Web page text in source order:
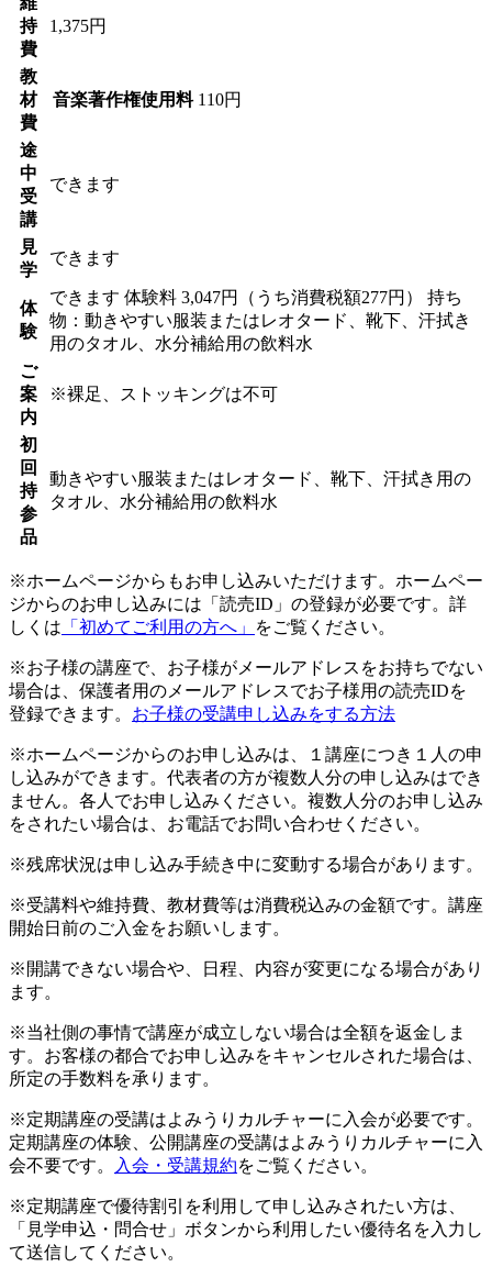
持
費
1,375円
教
材
費
音楽著作権使用料 110円
途
中
受
講
できます
見
学
できます
体
験
できます 体験料 3,047円（うち消費税額277円） 持ち
物：動きやすい服装またはレオタード、靴下、汗拭き
用のタオル、水分補給用の飲料水
ご
案
内
※裸足、ストッキングは不可
初
回
持
参
品
動きやすい服装またはレオタード、靴下、汗拭き用の
タオル、水分補給用の飲料水
※ホームページからもお申し込みいただけます。ホームペー
ジからのお申し込みには「読売ID」の登録が必要です。詳
しくは 「初めてご利用の方へ」 をご覧ください。
※お子様の講座で、お子様がメールアドレスをお持ちでない
場合は、保護者用のメールアドレスでお子様用の読売IDを
登録できます。 お子様の受講申し込みをする方法
※ホームページからのお申し込みは、１講座につき１人の申
し込みができます。代表者の方が複数人分の申し込みはでき
ません。各人でお申し込みください。複数人分のお申し込み
をされたい場合は、お電話でお問い合わせください。
※残席状況は申し込み手続き中に変動する場合があります。
※受講料や維持費、教材費等は消費税込みの金額です。講座
開始日前のご入金をお願いします。
※開講できない場合や、日程、内容が変更になる場合があり
ます。
※当社側の事情で講座が成立しない場合は全額を返金しま
す。お客様の都合でお申し込みをキャンセルされた場合は、
所定の手数料を承ります。
※定期講座の受講はよみうりカルチャーに入会が必要です。
定期講座の体験、公開講座の受講はよみうりカルチャーに入
会不要です。
入会・受講規約をご覧ください。
※定期講座で優待割引を利用して申し込みされたい方は、
「見学申込・問合せ」ボタンから利用したい優待名を入力し
て送信してください。